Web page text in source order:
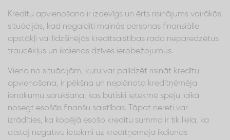
Kredītu apvienošana ir izdevīgs un ērts risinājums vairākās
situācijās, kad negaidīti mainās personas finansiālie
apstākļi vai līdzšinējās kredītsaistības rada neparedzētus
traucēkļus un ikdienas dzīves ierobežojumus.
Viena no situācijām, kuru var palīdzēt risināt kredītu
apvienošana, ir pēkšņa un neplānota kredītņēmēja
ienākumu sarukšana, kas būtiski ietekmē spēju laikā
nosegt esošās finanšu saistības. Tāpat nereti var
izrādīties, ka kopējā esošo kredītu summa ir tik liela, ka
atstāj negatīvu ietekmi uz kredītņēmēja ikdienas